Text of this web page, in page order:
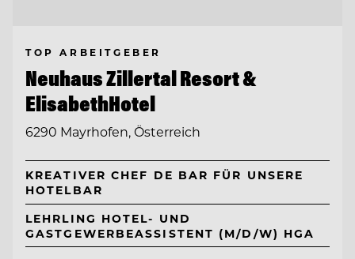
TOP ARBEITGEBER
Neuhaus Zillertal Resort &
ElisabethHotel
6290 Mayrhofen, Österreich
KREATIVER CHEF DE BAR FÜR UNSERE
HOTELBAR
LEHRLING HOTEL- UND
GASTGEWERBEASSISTENT (M/D/W) HGA